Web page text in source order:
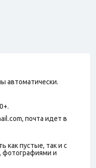
автоматически.
почта идет в
как пустые, так и с
фотографиями и